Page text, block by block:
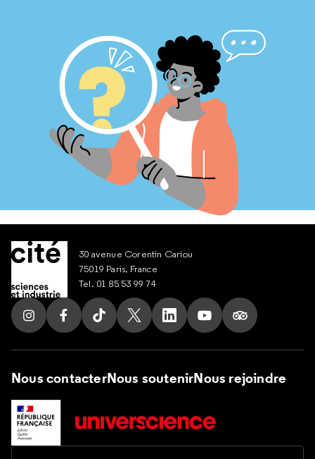
30 avenue Corentin Cariou
75019 Paris, France
Tel. 01 85 53 99 74
Suivez nous sur Instagram
Suivez nous sur Facebook
Suivez nous sur Tik Tok
Suivez nous sur X
Suivez nous sur LinkedIn
Suivez nous sur
Suivez nous
Nous contacterNous soutenirNous rejoindre